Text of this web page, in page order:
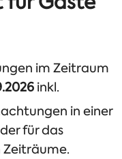
im Zeitraum
inkl.
in einer
für das